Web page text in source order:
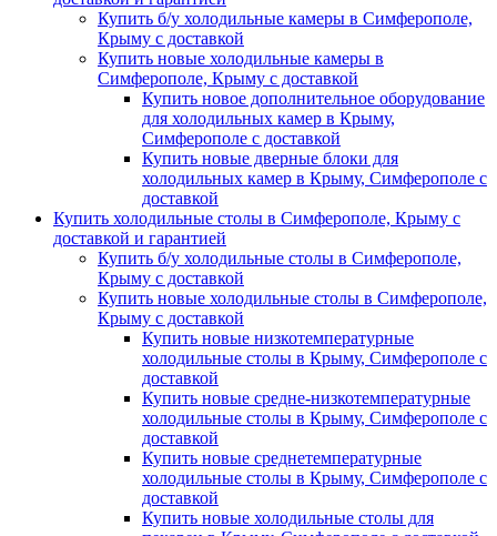
Купить б/у холодильные камеры в Симферополе,
Крыму с доставкой
Купить новые холодильные камеры в
Симферополе, Крыму с доставкой
Купить новое дополнительное оборудование
для холодильных камер в Крыму,
Симферополе с доставкой
Купить новые дверные блоки для
холодильных камер в Крыму, Симферополе с
доставкой
Купить холодильные столы в Симферополе, Крыму с
доставкой и гарантией
Купить б/у холодильные столы в Симферополе,
Крыму с доставкой
Купить новые холодильные столы в Симферополе,
Крыму с доставкой
Купить новые низкотемпературные
холодильные столы в Крыму, Симферополе с
доставкой
Купить новые средне-низкотемпературные
холодильные столы в Крыму, Симферополе с
доставкой
Купить новые среднетемпературные
холодильные столы в Крыму, Симферополе с
доставкой
Купить новые холодильные столы для